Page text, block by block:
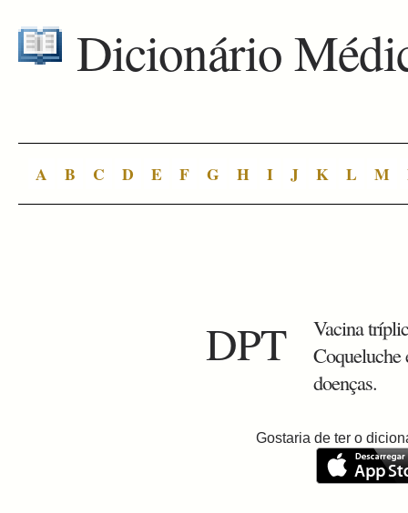
Dicionário
A B C D E F G H I J K L M
DPT
Vacina
Coqueluche
doenças.
Gostaria de ter o